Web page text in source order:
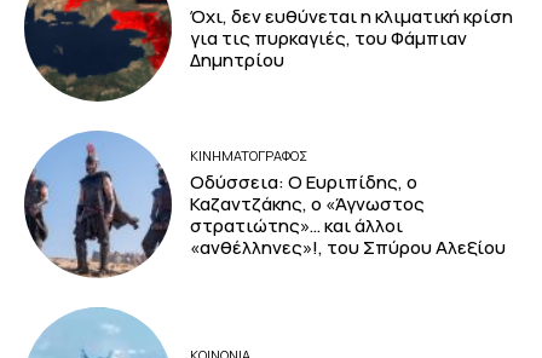
Όχι, δεν ευθύνεται η κλιματική κρίση
για τις πυρκαγιές, του Φάμπιαν
Δημητρίου
ΚΙΝΗΜΑΤΟΓΡΆΦΟΣ
Οδύσσεια: Ο Ευριπίδης, ο
Καζαντζάκης, ο «Άγνωστος
στρατιώτης»… και άλλοι
«ανθέλληνες»!, του Σπύρου Αλεξίου